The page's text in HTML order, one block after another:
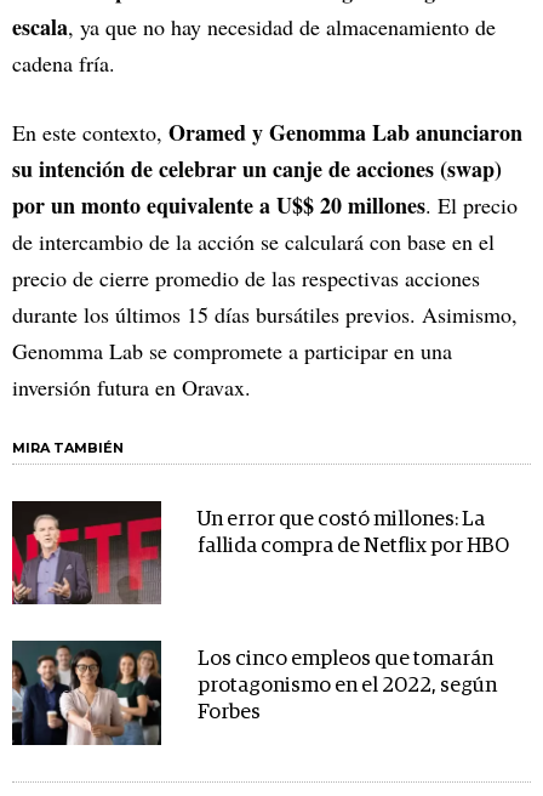
escala, ya que no hay necesidad de almacenamiento de
cadena fría.
En este contexto, Oramed y Genomma Lab anunciaron
su intención de celebrar un canje de acciones (swap)
por un monto equivalente a U$$ 20 millones. El precio
de intercambio de la acción se calculará con base en el
precio de cierre promedio de las respectivas acciones
durante los últimos 15 días bursátiles previos. Asimismo,
Genomma Lab se compromete a participar en una
inversión futura en Oravax.
MIRA TAMBIÉN
Un error que costó millones: La
fallida compra de Netflix por HBO
Los cinco empleos que tomarán
protagonismo en el 2022, según
Forbes